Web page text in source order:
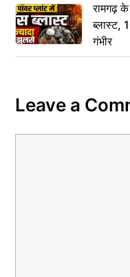
रामगढ़
ब्लास्ट,
गंभीर
Leave a